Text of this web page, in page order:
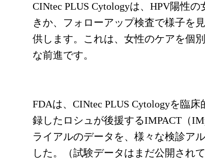
CINtec PLUS Cytologyは、HPV陽性
きか、フォローアップ検査で様子を
供します。これは、女性のケアを個
な前進です。
FDAは、CINtec PLUS Cytologyを臨
録したロシュが後援するIMPACT（
ライアルのデータを、様々な検診ア
した。（試験データはまだ公開されて